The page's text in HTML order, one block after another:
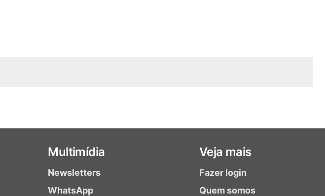
Multimídia
Newsletters
WhatsApp
Veja mais
Fazer login
Quem somos